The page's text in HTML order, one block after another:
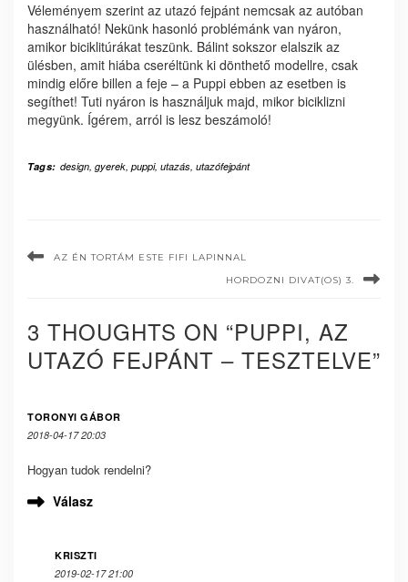
Véleményem szerint az utazó fejpánt nemcsak az autóban
használható! Nekünk hasonló problémánk van nyáron,
amikor biciklitúrákat teszünk. Bálint sokszor elalszik az
ülésben, amit hiába cseréltünk ki dönthető modellre, csak
mindig előre billen a feje – a Puppi ebben az esetben is
segíthet! Tuti nyáron is használjuk majd, mikor biciklizni
megyünk. Ígérem, arról is lesz beszámoló!
Tags: design, gyerek, puppi, utazás, utazófejpánt
AZ ÉN TORTÁM ESTE FIFI LAPINNAL
HORDOZNI DIVAT(OS) 3.
3 THOUGHTS ON “PUPPI, AZ
UTAZÓ FEJPÁNT – TESZTELVE”
TORONYI GÁBOR
2018-04-17 20:03
Hogyan tudok rendelni?
Válasz
KRISZTI
2019-02-17 21:00